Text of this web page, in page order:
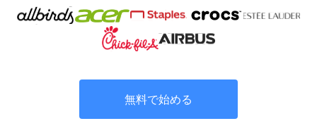
無料で始める